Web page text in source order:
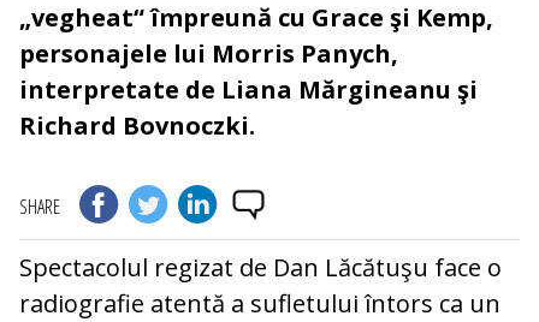
„vegheat“ împreună cu Grace şi Kemp,
personajele lui Morris Panych,
interpretate de Liana Mărgineanu şi
Richard Bovnoczki.
SHARE
Spectacolul regizat de Dan Lăcătuşu face o
radiografie atentă a sufletului întors ca un